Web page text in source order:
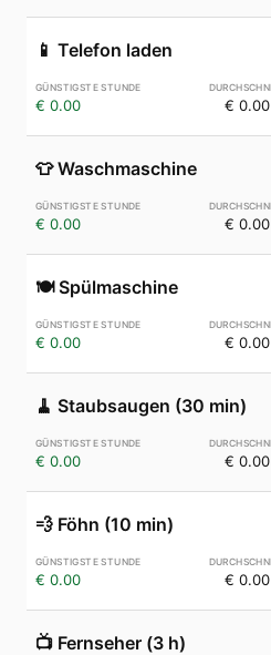
📱 Telefon laden
€ 0.00 € 0.00
👕 Waschmaschine
€ 0.00 € 0.00
🍽️ Spülmaschine
€ 0.00 € 0.00
🧹 Staubsaugen (30 min)
€ 0.00 € 0.00
💨 Föhn (10 min)
€ 0.00 € 0.00
📺 Fernseher (3 h)